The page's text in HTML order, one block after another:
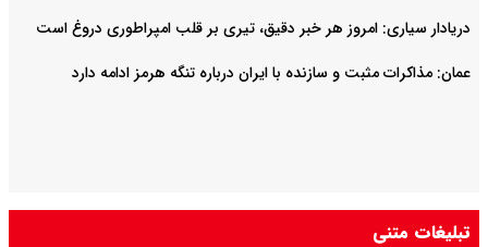
دریادار سیاری: امروز هر خبر دقیق، تیری بر قلب امپراطوری دروغ است
عمان: مذاکرات مثبت و سازنده با ایران درباره تنگه هرمز ادامه دارد
تبلیغات متنی